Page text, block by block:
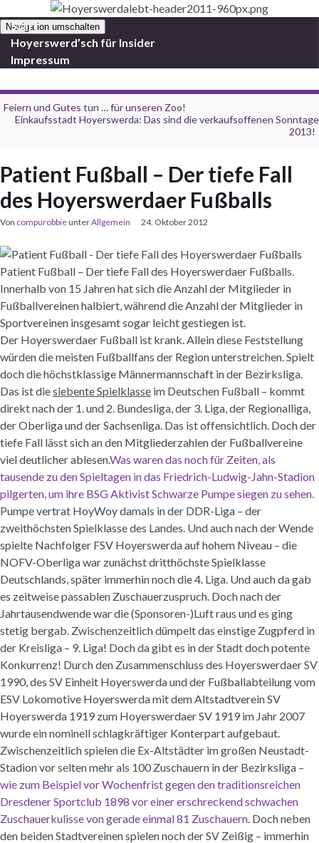
Navigation umschalten
Start
Hoyerswerd’sch für Insider
Impressum
Feiern und Gutes tun … für unseren Zoo!
Einkaufsstadt Hoyerswerda: Das sind die verkaufsoffenen Sonntage
2013!
Patient Fußball – Der tiefe Fall
des Hoyerswerdaer Fußballs
Von compurobbieunterAllgemein 24. Oktober 2012
Patient Fußball – Der tiefe Fall des Hoyerswerdaer Fußballs.
Innerhalb von 15 Jahren hat sich die Anzahl der Mitglieder in
Fußballvereinen halbiert, während die Anzahl der Mitglieder in
Sportvereinen insgesamt sogar leicht gestiegen ist.
Der Hoyerswerdaer Fußball ist krank. Allein diese Feststellung
würden die meisten Fußballfans der Region unterstreichen. Spielt
doch diehöchstklassige Männermannschaft in der Bezirksliga.
Das ist diesiebente Spielklasse im Deutschen Fußball – kommt
direkt nach der 1. und 2. Bundesliga, der 3. Liga, der Regionalliga,
der Oberliga und der Sachsenliga. Das ist offensichtlich. Doch der
tiefe Fall lässt sich an den Mitgliederzahlen der Fußballvereine
viel deutlicher ablesen.Was waren das noch für Zeiten, als
tausende zu den Spieltagen in das Friedrich-Ludwig-Jahn-Stadion
pilgerten, um ihre BSG Aktivist Schwarze Pumpe siegen zu sehen.
Pumpe vertrat HoyWoydamals in der DDR-Liga – der
zweithöchsten Spielklasse des Landes. Und auch nach der Wende
spielte Nachfolger FSV Hoyerswerdaauf hohem Niveau – die
NOFV-Oberliga war zunächst dritthöchste Spielklasse
Deutschlands, später immerhin noch die 4. Liga. Und auch da gab
es zeitweise passablen Zuschauerzuspruch. Doch nach der
Jahrtausendwende war die (Sponsoren-)Luft raus und es ging
stetig bergab. Zwischenzeitlichdümpeltdas einstige Zugpferd in
der Kreisliga – 9. Liga! Doch da gibt es in der Stadt doch potente
Konkurrenz! Durch den Zusammenschluss des HoyerswerdaerSV
1990, des SV Einheit Hoyerswerdaund der Fußballabteilung vom
ESV Lokomotive Hoyerswerdamit dem Altstadtverein SV
Hoyerswerda 1919 zum HoyerswerdaerSV 1919 im Jahr 2007
wurde ein nominell schlagkräftiger Konterpartaufgebaut.
Zwischenzeitlich spielen die Ex-Altstädter im großen Neustadt-
Stadion vor selten mehr als 100 Zuschauern in der Bezirksliga –
wie zum Beispiel vor Wochenfrist gegen den traditionsreichen
Dresdener Sportclub 1898 vor einer erschreckend schwachen
Zuschauerkulisse von gerade einmal 81 Zuschauern. Doch neben
den beiden Stadtvereinen spielen noch der SV Zeißig – immerhin